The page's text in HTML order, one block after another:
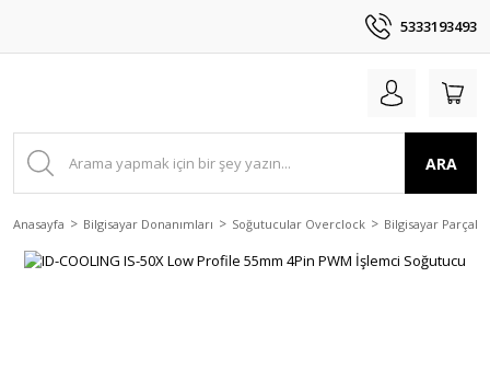
5333193493
ARA
Anasayfa Bilgisayar Donanımları Soğutucular Overclock Bilgisayar